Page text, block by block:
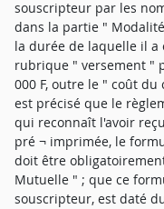
souscripteur par les
dans la partie "
la durée de laquelle il a
rubrique " versement "
000 F, outre le " coût
est précisé que le
qui reconnaît l'avoir
pré ¬ imprimée, le
doit être
Mutuelle " ; que ce
souscripteur, est daté